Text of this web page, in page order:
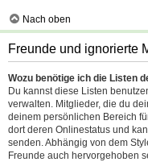
Nach oben
Freunde und ignorierte
Wozu benötige ich die Listen
Du kannst diese Listen
verwalten. Mitglieder, die du
deinem persönlichen Bereich
dort deren Onlinestatus und
senden. Abhängig von dem
Freunde auch hervorgehoben